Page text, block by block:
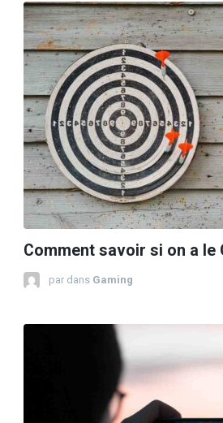
Comment savoir si on a le
par dans Gaming